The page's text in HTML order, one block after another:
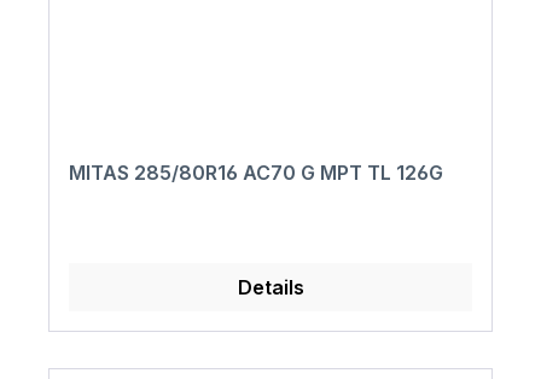
MITAS 285/80R16 AC70 G MPT TL 126G
Details